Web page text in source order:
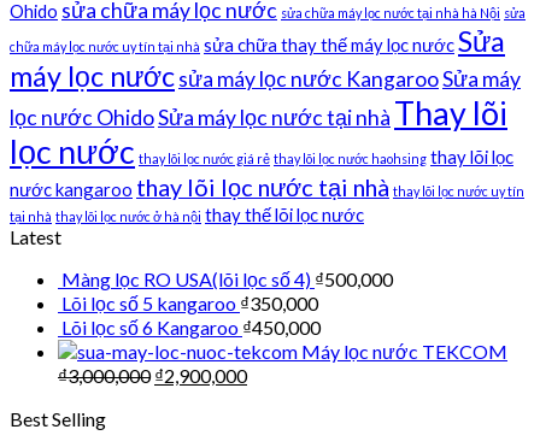
Ohido sửa chữa máy lọc nước sửa chữa máy lọc nước tại nhà hà Nội sửa
chữa máy lọc nước uy tín tại nhà sửa chữa thay thế máy lọc nướcSửa
máy lọc nướcsửa máy lọc nước KangarooSửa máy
lọc nước OhidoSửa máy lọc nước tại nhà Thay lõi
lọc nước thay lõi lọc nước giá rẻ thay lõi lọc nước haohsing thay lõi lọc
nước kangaroo thay lõi lọc nước tại nhà thay lõi lọc nước uy tín
tại nhà thay lõi lọc nước ở hà nội thay thế lõi lọc nước
Latest
Màng lọc RO USA(lõi lọc số 4) ₫500,000
Lõi lọc số 5 kangaroo ₫350,000
Lõi lọc số 6 Kangaroo ₫450,000
Máy lọc nước TEKCOM
₫3,000,000 ₫2,900,000
Best Selling